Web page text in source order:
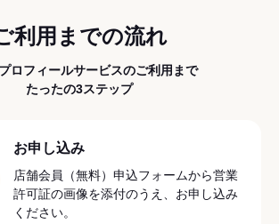
利用までの流れ
ロフィールサービスのご利用まで
たったの3ステップ
お申し込み
店舗会員（無料）申込フォームから営業
許可証の画像を添付のうえ、お申し込み
ください。